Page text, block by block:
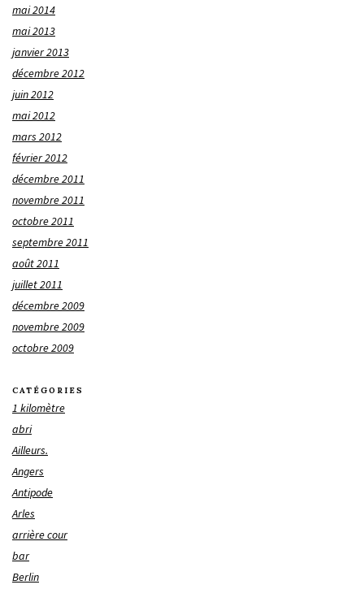
mai 2014
mai 2013
janvier 2013
décembre 2012
juin 2012
mai 2012
mars 2012
février 2012
décembre 2011
novembre 2011
octobre 2011
septembre 2011
août 2011
juillet 2011
décembre 2009
novembre 2009
octobre 2009
CATÉGORIES
1 kilomètre
abri
Ailleurs.
Angers
Antipode
Arles
arrière cour
bar
Berlin